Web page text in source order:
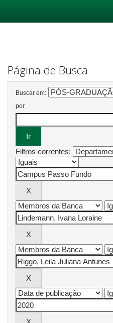
Página de Busca
Buscar em:
por
Filtros correntes: